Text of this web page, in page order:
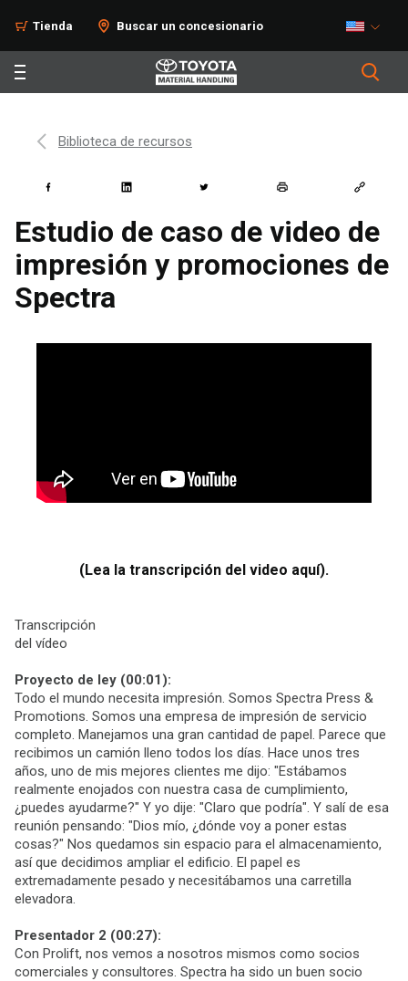
Tienda Buscar un concesionario
Biblioteca de recursos
Estudio de caso de video de
impresión y promociones de
Spectra
(Lea la transcripción del video aquí).
Transcripción
del vídeo
Proyecto de ley (00:01):
Todo el mundo necesita impresión. Somos Spectra Press &
Promotions. Somos una empresa de impresión de servicio
completo. Manejamos una gran cantidad de papel. Parece que
recibimos un camión lleno todos los días. Hace unos tres
años, uno de mis mejores clientes me dijo: "Estábamos
realmente enojados con nuestra casa de cumplimiento,
¿puedes ayudarme?" Y yo dije: "Claro que podría". Y salí de esa
reunión pensando: "Dios mío, ¿dónde voy a poner estas
cosas?" Nos quedamos sin espacio para el almacenamiento,
así que decidimos ampliar el edificio. El papel es
extremadamente pesado y necesitábamos una carretilla
elevadora.
Presentador 2 (00:27):
Con Prolift, nos vemos a nosotros mismos como socios
comerciales y consultores. Spectra ha sido un buen socio